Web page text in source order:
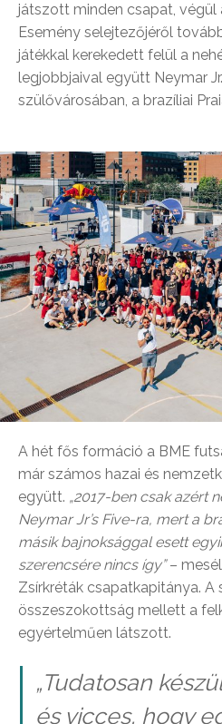
játszott minden csapat, végül
Esemény selejtezőjéről
játékkal kerekedett felül a
legjobbjaival együtt Neymar
szülővárosában, a brazíliai
A hét fős formáció a BME
már számos hazai és
együtt. „2017-ben csak azért
Neymar Jr’s Five-ra, mert a
másik bajnoksággal esett
szerencsére nincs így”–
Zsírkréták csapatkapitánya. A
összeszokottság mellett a
egyértelműen látszott.
„Tudatosan
és vicces, hogy